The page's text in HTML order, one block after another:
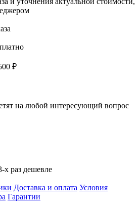
₽
на любой интересующий вопрос
х раз дешевле
Доставка и оплата Условия
Гарантии